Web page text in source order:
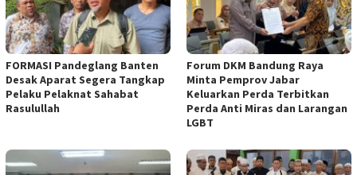
FORMASI Pandeglang Banten
Desak Aparat Segera Tangkap
Pelaku Pelaknat Sahabat
Rasulullah
Forum DKM Bandung Raya
Minta Pemprov Jabar
Keluarkan Perda Terbitkan
Perda Anti Miras dan Larangan
LGBT